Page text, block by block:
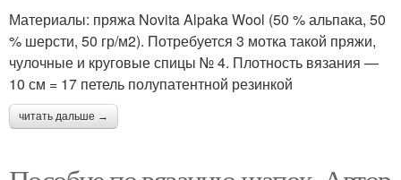
Материалы: пряжа Novita Alpaka Wool (50 % альпака, 50
% шерсти, 50 гр/м2). Потребуется 3 мотка такой пряжи,
чулочные и круговые спицы № 4. Плотность вязания —
10 см = 17 петель полупатентной резинкой
читать дальше →